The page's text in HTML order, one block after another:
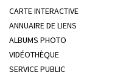
CARTE INTERACTIVE
ANNUAIRE DE LIENS
ALBUMS PHOTO
VIDÉOTHÈQUE
SERVICE PUBLIC